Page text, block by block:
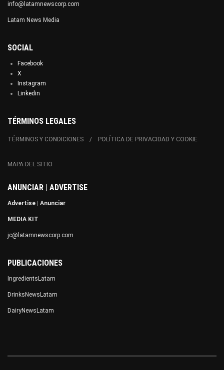
info@latamnewscorp.com
Latam News Media
SOCIAL
Facebook
X
Instagram
Linkedin
TÉRMINOS LEGALES
TÉRMINOS Y CONDICIONES POLÍTICA DE PRIVACIDAD Y COOKIE
MAPA DEL SITIO
ANUNCIAR | ADVERTISE
Advertise Anunciar
MEDIA KIT
jc@latamnewscorp.com
PUBLICACIONES
IngredientsLatam
DrinksNewsLatam
DairyNewsLatam